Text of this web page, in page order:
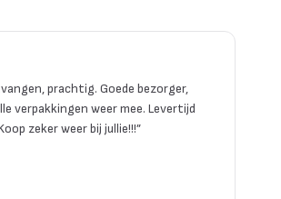
prachtig. Goede bezorger,
verpakkingen weer mee. Levertijd
zeker weer bij jullie!!!”